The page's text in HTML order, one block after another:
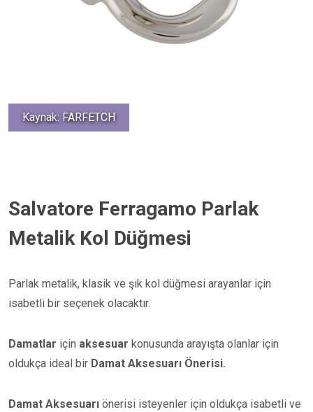
Kaynak: FARFETCH
Salvatore Ferragamo Parlak
Metalik Kol Düğmesi
Parlak metalik, klasik ve şık kol düğmesi arayanlar için
isabetli bir seçenek olacaktır.
Damatlar için aksesuar konusunda arayışta olanlar için
oldukça ideal bir Damat Aksesuarı Önerisi.
Damat Aksesuarı önerisi isteyenler için oldukça isabetli ve